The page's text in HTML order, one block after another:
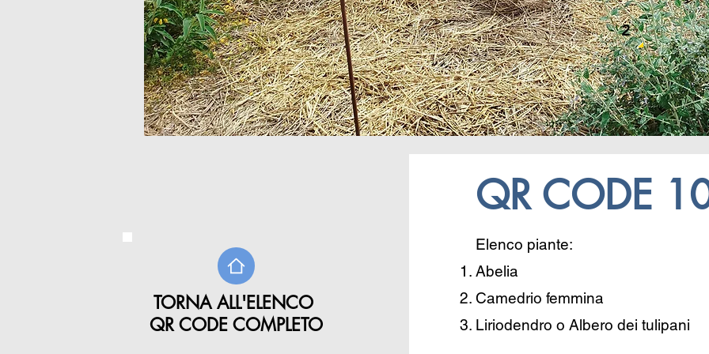
2
TORNA ALL'ELENCO
QR CODE COMPLETO
QR CODE
Elenco piante:
Abelia
Camedrio femmina
Liriodendro o Albero dei tulipani